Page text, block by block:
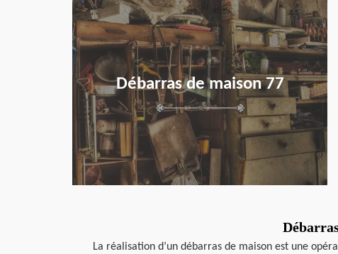
Débarras de maison 77
en savoir plus
La réalisation d’un débarras de maison est une